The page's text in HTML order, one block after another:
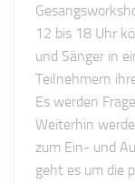
12 bis 18 Uhr
und Sänger in
Teilnehmern
Es werden
Weiterhin
zum Ein- und
geht es um die